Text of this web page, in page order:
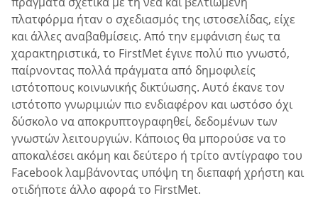
πλατφόρμα ήταν ο σχεδιασμός της ιστοσελίδας, είχε
και άλλες αναβαθμίσεις. Από την εμφάνιση έως τα
χαρακτηριστικά, το FirstMet έγινε πολύ πιο γνωστό,
παίρνοντας πολλά πράγματα από δημοφιλείς
ιστότοπους κοινωνικής δικτύωσης. Αυτό έκανε τον
ιστότοπο γνωριμιών πιο ενδιαφέρον και ωστόσο όχι
δύσκολο να αποκρυπτογραφηθεί, δεδομένων των
γνωστών λειτουργιών. Κάποιος θα μπορούσε να το
αποκαλέσει ακόμη και δεύτερο ή τρίτο αντίγραφο του
Facebook λαμβάνοντας υπόψη τη διεπαφή χρήστη και
οτιδήποτε άλλο αφορά το FirstMet.